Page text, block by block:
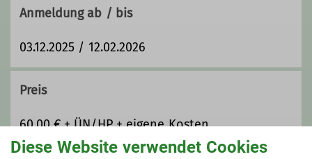
Anmeldung ab / bis
03.12.2025 / 12.02.2026
Preis
60,00 € + ÜN/HP + eigene Kosten
Diese Website verwendet Cookies